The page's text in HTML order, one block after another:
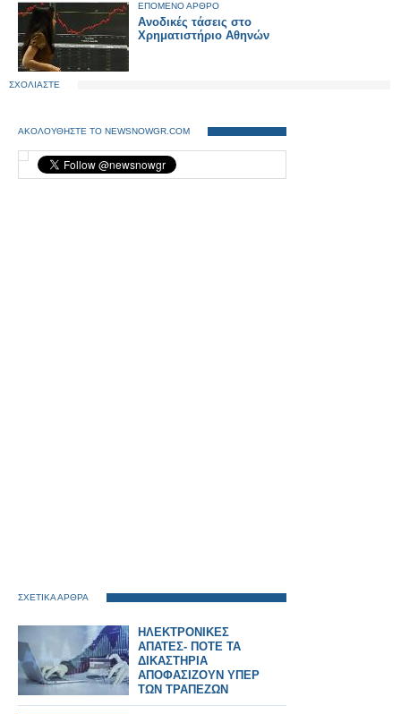
ΕΠΟΜΕΝΟ ΑΡΘΡΟ
Ανοδικές τάσεις στο
Χρηματιστήριο Αθηνών
ΣΧΟΛΙΑΣΤΕ
ΑΚΟΛΟΥΘΗΣΤΕ ΤΟ NEWSNOWGR.COM
ΣΧΕΤΙΚΑ ΑΡΘΡΑ
ΗΛΕΚΤΡΟΝΙΚΕΣ
ΑΠΑΤΕΣ- ΠΟΤΕ ΤΑ
ΔΙΚΑΣΤΗΡΙΑ
ΑΠΟΦΑΣΙΖΟΥΝ ΥΠΕΡ
ΤΩΝ ΤΡΑΠΕΖΩΝ